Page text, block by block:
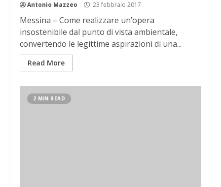
Antonio Mazzeo 23 febbraio 2017
Messina – Come realizzare un’opera
insostenibile dal punto di vista ambientale,
convertendo le legittime aspirazioni di una...
Read More
2 MIN READ